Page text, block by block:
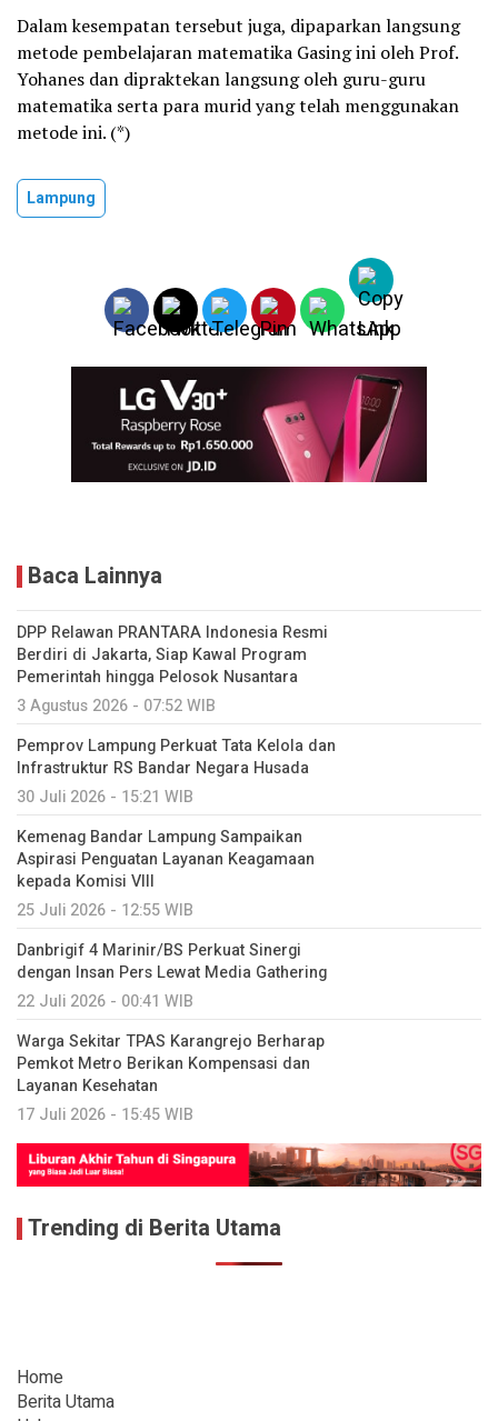
Dalam kesempatan tersebut juga, dipaparkan langsung
metode pembelajaran matematika Gasing ini oleh Prof.
Yohanes dan dipraktekan langsung oleh guru-guru
matematika serta para murid yang telah menggunakan
metode ini. (*)
Lampung
Baca Lainnya
DPP Relawan PRANTARA Indonesia Resmi
Berdiri di Jakarta, Siap Kawal Program
Pemerintah hingga Pelosok Nusantara
3 Agustus 2026 - 07:52 WIB
Pemprov Lampung Perkuat Tata Kelola dan
Infrastruktur RS Bandar Negara Husada
30 Juli 2026 - 15:21 WIB
Kemenag Bandar Lampung Sampaikan
Aspirasi Penguatan Layanan Keagamaan
kepada Komisi VIII
25 Juli 2026 - 12:55 WIB
Danbrigif 4 Marinir/BS Perkuat Sinergi
dengan Insan Pers Lewat Media Gathering
22 Juli 2026 - 00:41 WIB
Warga Sekitar TPAS Karangrejo Berharap
Pemkot Metro Berikan Kompensasi dan
Layanan Kesehatan
17 Juli 2026 - 15:45 WIB
Trending di Berita Utama
Home
Berita Utama